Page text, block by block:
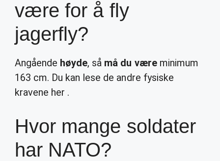
være for å fly
jagerfly?
Angående høyde, så må du væreminimum
163 cm. Du kan lese de andre fysiske
kravene her .
Hvor mange soldater
har NATO?